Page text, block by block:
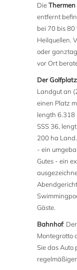
Die
entfernt
bei 70 bis 80
Heilquellen.
oder
vor Ort
Der Golfplatz
Landgut an
einen Platz
length 6.318
SSS 36,
200 ha
- ein
Gutes - ein
Gäste.
Bahnhof:
Montegrotto
Sie das Auto